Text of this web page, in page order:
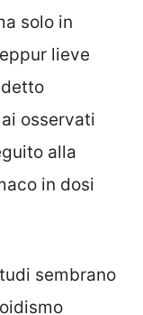
solo in
lieve
osservati
alla
in dosi
sembrano